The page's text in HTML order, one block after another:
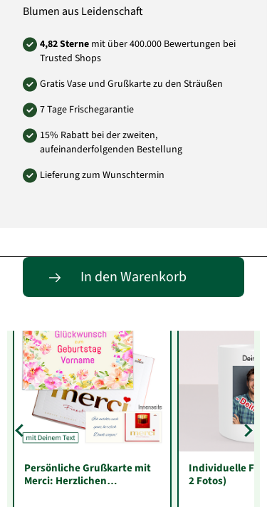
Blumen aus Leidenschaft
4,82 Sterne mit über 400.000 Bewertungen bei
Trusted Shops
Gratis Vase und Grußkarte zu den Sträußen
7 Tage Frischegarantie
15% Rabatt bei der zweiten,
aufeinanderfolgenden Bestellung
Lieferung zum Wunschtermin
In den Warenkorb
Entdecke passende Alternativen
Persönliche Grußkarte mit
Merci: Herzlichen
Individuelle
2 Fotos)